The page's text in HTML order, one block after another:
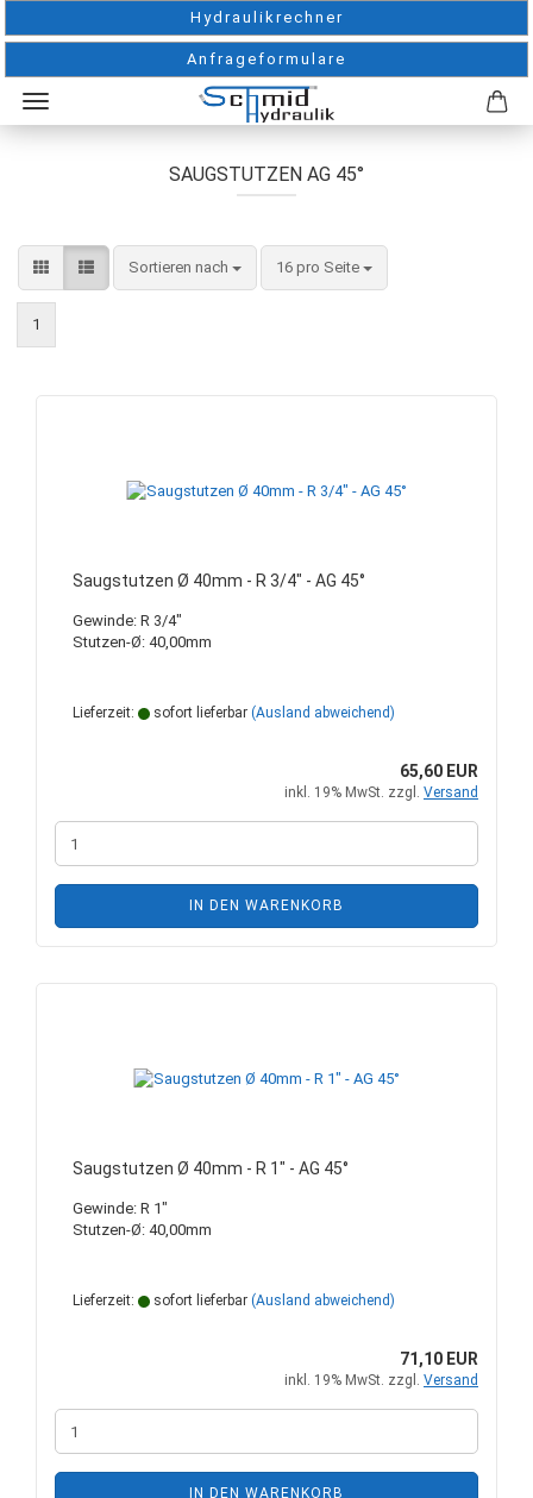
Hydraulikrechner
Anfrageformulare
SAUGSTUTZEN AG 45°
Sortieren nach
Sortieren nach 16 pro Seite
pro Seite
1
Saugstutzen Ø 40mm - R 3/4" - AG 45°
Gewinde: R 3/4"
Stutzen-Ø: 40,00mm
Lieferzeit: sofort lieferbar (Ausland abweichend)
65,60 EUR
inkl. 19% MwSt. zzgl. Versand
IN DEN WARENKORB
Saugstutzen Ø 40mm - R 1" - AG 45°
Gewinde: R 1"
Stutzen-Ø: 40,00mm
Lieferzeit: sofort lieferbar (Ausland abweichend)
71,10 EUR
inkl. 19% MwSt. zzgl. Versand
IN DEN WARENKORB